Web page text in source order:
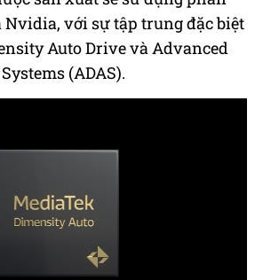
Nvidia, với sự tập trung đặc biệt
Auto Drive và Advanced
(ADAS).